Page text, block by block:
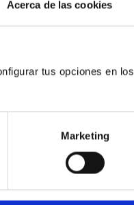
Acerca de las cookies
tus opciones en los
Marketing